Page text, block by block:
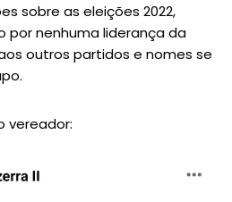
sobre as eleições 2022,
por nenhuma liderança da
outros partidos e nomes se
vereador: